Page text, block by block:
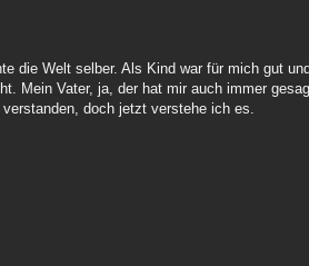
die Welt selber. Als Kind war für mich gut
Mein Vater, ja, der hat mir auch immer
doch jetzt verstehe ich es.